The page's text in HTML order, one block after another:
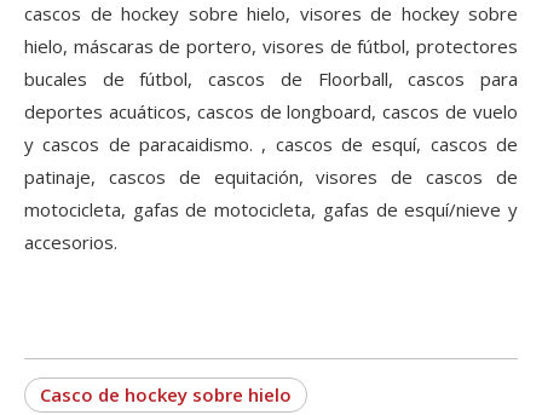
cascos de hockey sobre hielo, visores de hockey sobre
hielo, máscaras de portero, visores de fútbol, ​​protectores
bucales de fútbol, ​​cascos de Floorball, cascos para
deportes acuáticos, cascos de longboard, cascos de vuelo
y cascos de paracaidismo. , cascos de esquí, cascos de
patinaje, cascos de equitación, visores de cascos de
motocicleta, gafas de motocicleta, gafas de esquí/nieve y
accesorios.
Casco de hockey sobre hielo